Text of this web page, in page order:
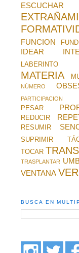
ESCUCHAR
FUNCION
IDEAR
LABERINTO
MATERIA
NÚMERO
PARTICIPACION
PESAR
REDUCIR
RESUMIR
SUPRIMIR
TOCAR
TRASPLANTAR
VENTANA VER
BUSCA EN